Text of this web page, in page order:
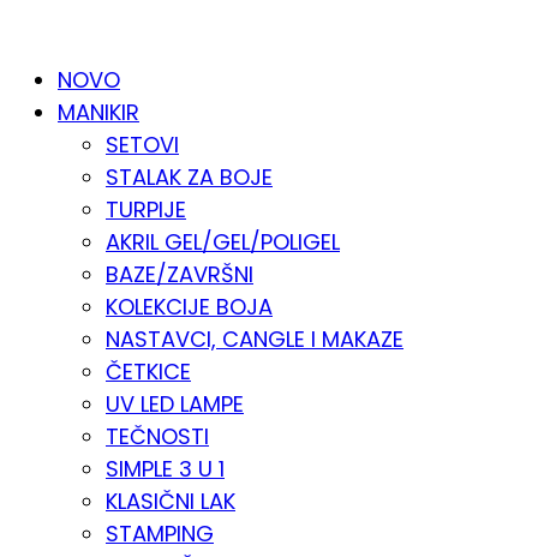
NOVO
MANIKIR
SETOVI
STALAK ZA BOJE
TURPIJE
AKRIL GEL/GEL/POLIGEL
BAZE/ZAVRŠNI
KOLEKCIJE BOJA
NASTAVCI, CANGLE I MAKAZE
ČETKICE
UV LED LAMPE
TEČNOSTI
SIMPLE 3 U 1
KLASIČNI LAK
STAMPING